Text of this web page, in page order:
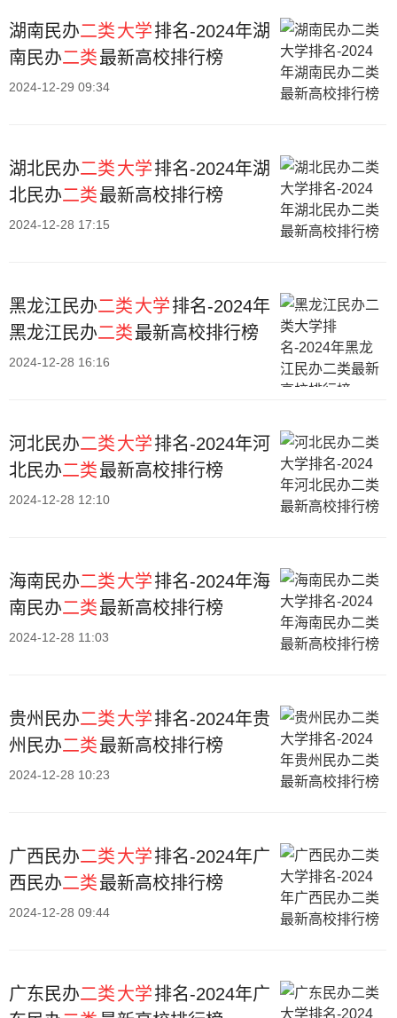
湖南民办二类大学排名-2024年湖
南民办二类最新高校排行榜
2024-12-29 09:34
湖北民办二类大学排名-2024年湖
北民办二类最新高校排行榜
2024-12-28 17:15
黑龙江民办二类大学排名-2024年
黑龙江民办二类最新高校排行榜
2024-12-28 16:16
河北民办二类大学排名-2024年河
北民办二类最新高校排行榜
2024-12-28 12:10
海南民办二类大学排名-2024年海
南民办二类最新高校排行榜
2024-12-28 11:03
贵州民办二类大学排名-2024年贵
州民办二类最新高校排行榜
2024-12-28 10:23
广西民办二类大学排名-2024年广
西民办二类最新高校排行榜
2024-12-28 09:44
广东民办二类大学排名-2024年广